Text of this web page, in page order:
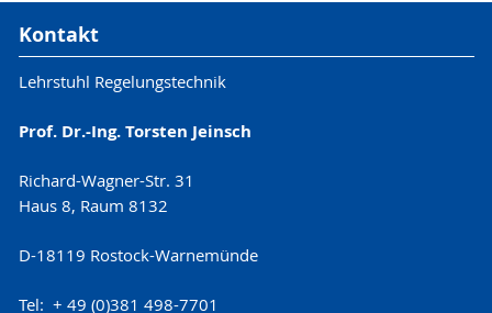
Kontakt
Lehrstuhl Regelungstechnik
Prof. Dr.-Ing. Torsten Jeinsch
Richard-Wagner-Str. 31
Haus 8, Raum 8132
D-18119 Rostock-Warnemünde
Tel: + 49 (0)381 498-7701